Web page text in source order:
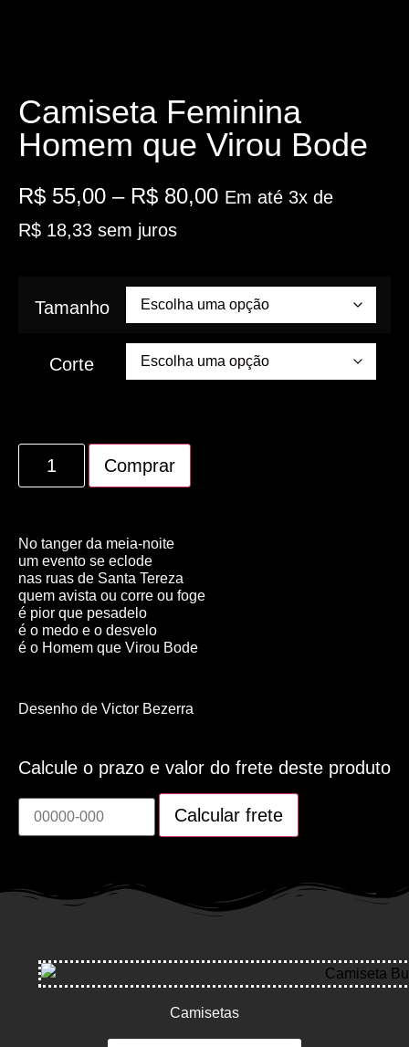
Camiseta Feminina
Homem que Virou Bode
R$ 55,00 – R$ 80,00 Em até 3x de
R$ 18,33 sem juros
Tamanho
Corte
Comprar
No tanger da meia-noite
um evento se eclode
nas ruas de Santa Tereza
quem avista ou corre ou foge
é pior que pesadelo
é o medo e o desvelo
é o Homem que Virou Bode
Desenho de Victor Bezerra
Calcule o prazo e valor do frete deste produto
Camisetas